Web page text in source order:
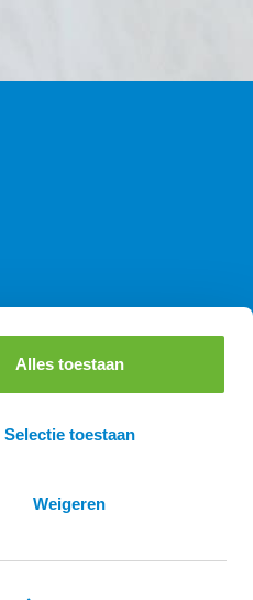
Alles toestaan
Selectie toestaan
Weigeren
0